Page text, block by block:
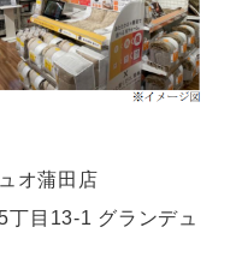
オ蒲田店
丁目13-1 グランデュ